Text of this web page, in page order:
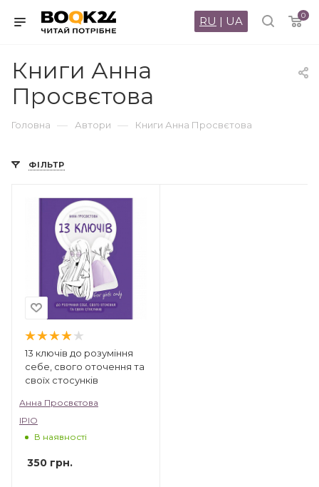
0
RU | UA
Книги Анна
Просвєтова
Головна — Автори — Книги Анна Просвєтова
ФІЛЬТР
13 ключів до розуміння
себе, свого оточення та
своїх стосунків
Анна Просвєтова
IPIO
В наявності
350 грн.